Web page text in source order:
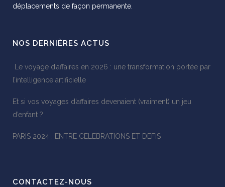
déplacements de façon permanente.
NOS DERNIÈRES ACTUS
Le voyage d’affaires en 2026 : une transformation portée par
l’intelligence artificielle
Et si vos voyages d’affaires devenaient (vraiment) un jeu
d’enfant ?
PARIS 2024 : ENTRE CELEBRATIONS ET DEFIS
CONTACTEZ-NOUS